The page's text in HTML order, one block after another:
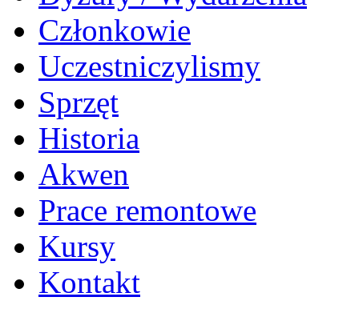
Członkowie
Uczestniczylismy
Sprzęt
Historia
Akwen
Prace remontowe
Kursy
Kontakt